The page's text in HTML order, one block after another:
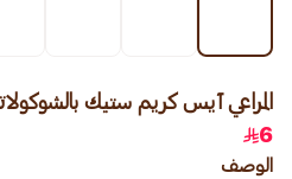
المراعي آيس كريم ستيك بالشوكولاتة
6
الوصف